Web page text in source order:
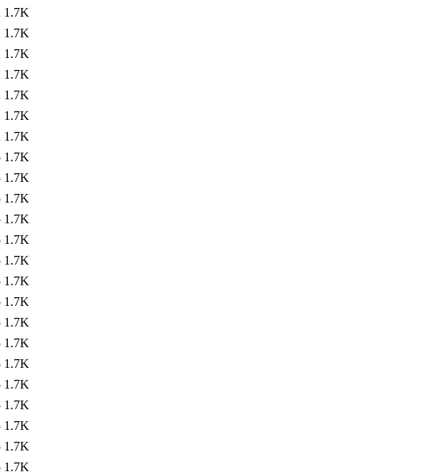
1.7K
1.7K
1.7K
1.7K
1.7K
1.7K
1.7K
1.7K
1.7K
1.7K
1.7K
1.7K
1.7K
1.7K
1.7K
1.7K
1.7K
1.7K
1.7K
1.7K
1.7K
1.7K
1.7K